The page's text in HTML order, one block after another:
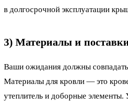
в долгосрочной эксплуатации
3) Материалы и
Ваши ожидания должны
Материалы для кровли — это
утеплитель и доборные элементы.